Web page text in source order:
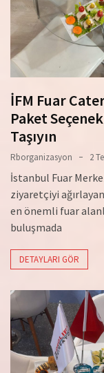
İFM Fuar
Paket
Taşıyın
Rborganizasyon 2
İstanbul Fuar
ziyaretçiyi
en önemli fuar
buluşmada
DETAYLARI GÖR